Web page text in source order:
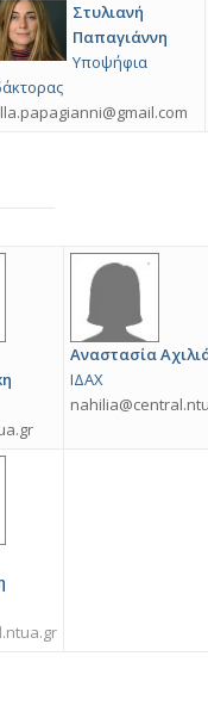
Στυλιανή
Παπαγιάννη
Υποψήφια
Αναστασία
ΙΔΑΧ